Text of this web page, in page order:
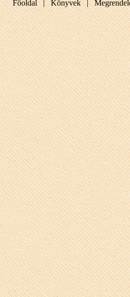
Főoldal | Könyvek |